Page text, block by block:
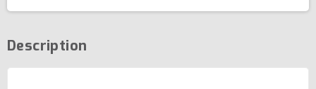
Description